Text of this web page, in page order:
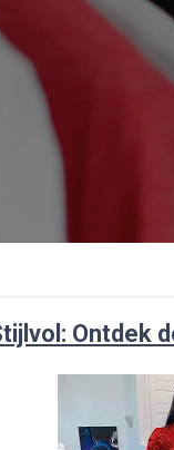
Ontdek